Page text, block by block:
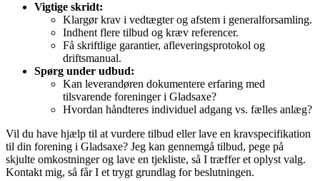
Vigtige skridt:
Klargør krav i vedtægter og afstem i generalforsamling.
Indhent flere tilbud og kræv referencer.
Få skriftlige garantier, afleveringsprotokol og
driftsmanual.
Spørg under udbud:
Kan leverandøren dokumentere erfaring med
tilsvarende foreninger i Gladsaxe?
Hvordan håndteres individuel adgang vs. fælles anlæg?
Vil du have hjælp til at vurdere tilbud eller lave en kravspecifikation
til din forening i Gladsaxe? Jeg kan gennemgå tilbud, pege på
skjulte omkostninger og lave en tjekliste, så I træffer et oplyst valg.
Kontakt mig, så får I et trygt grundlag for beslutningen.